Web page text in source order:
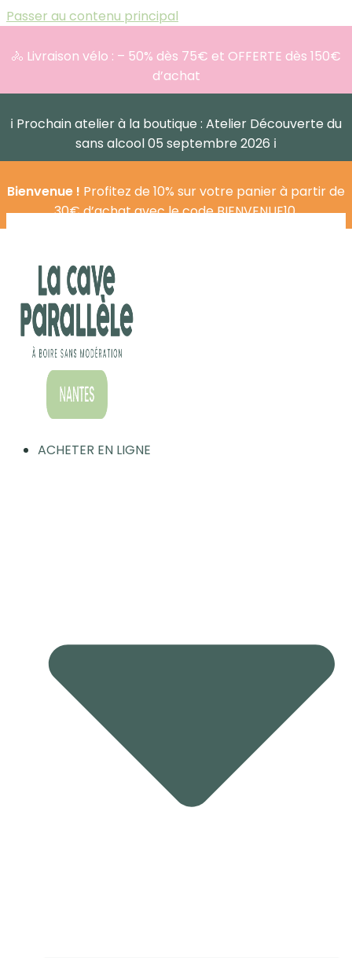
Passer au contenu principal
🚴 Livraison vélo : – 50% dès 75€ et OFFERTE dès 150€
d’achat
ℹ️ Prochain atelier à la boutique : Atelier Découverte du
sans alcool 05 septembre 2026 ℹ️
Bienvenue ! Profitez de 10% sur votre panier à partir de
30€ d’achat avec le code BIENVENUE10.
ACHETER EN LIGNE